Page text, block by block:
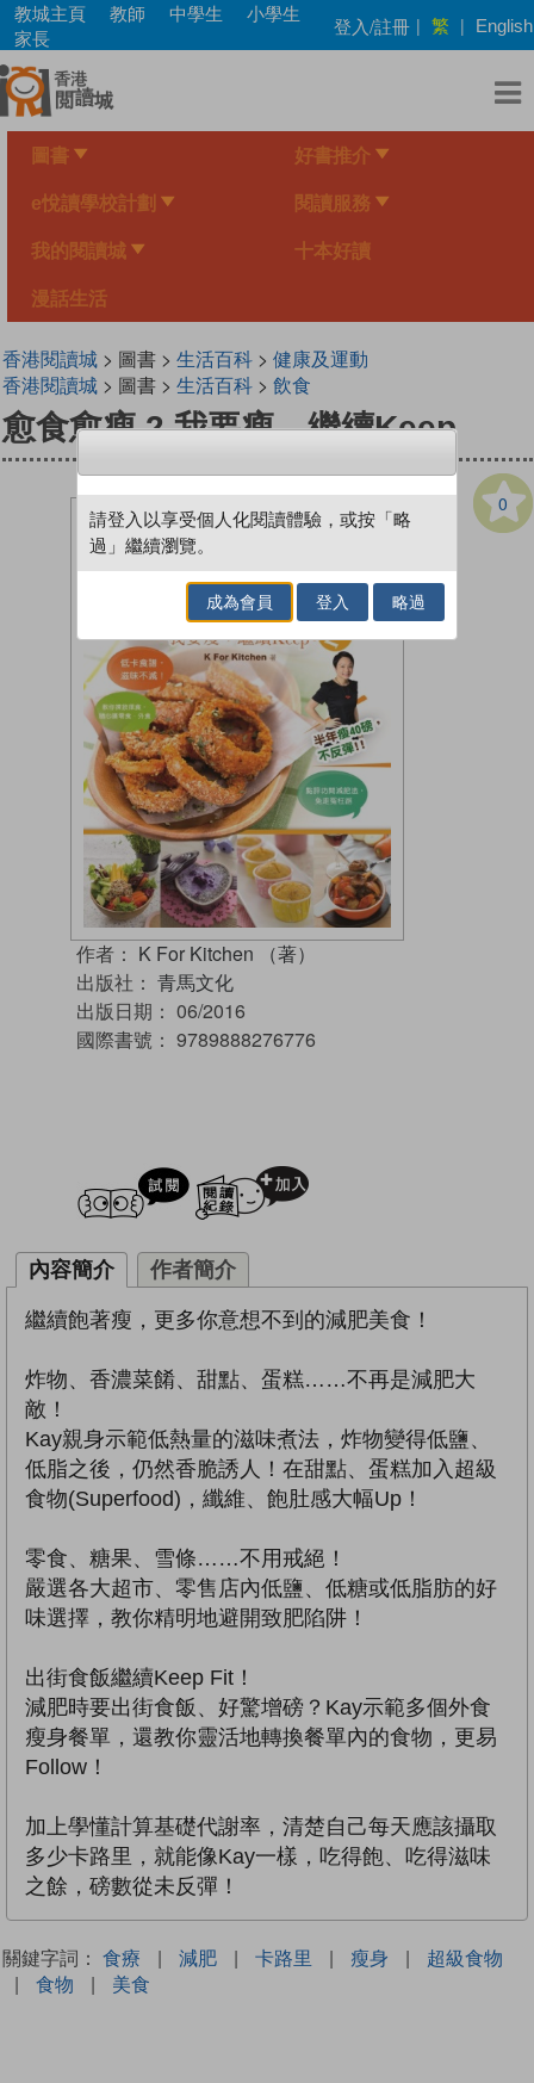
Skip
main
content
教城主頁 教師 中學生
小學生
家長
登入/註冊 | 繁 | English
圖書 好書推介
e悅讀學校計劃 閱讀服務
我的閱讀城 十本好讀
漫話生活
香港閱讀城> 圖書 > 生活百科> 健康及運動
香港閱讀城> 圖書 > 生活百科> 飲食
愈食愈瘦 2 我要瘦，繼續Keep
0
作者： K For Kitchen （著）
出版社： 青馬文化
出版日期： 06/2016
國際書號： 9789888276776
試閲
內容簡介 作者簡介
繼續飽著瘦，更多你意想不到的減肥美食！
炸物、香濃菜餚、甜點、蛋糕……不再是減肥大
敵！
Kay親身示範低熱量的滋味煮法，炸物變得低鹽、
低脂之後，仍然香脆誘人！在甜點、蛋糕加入超級
食物(Superfood)，纖維、飽肚感大幅Up！
零食、糖果、雪條……不用戒絕！
嚴選各大超市、零售店內低鹽、低糖或低脂肪的好
味選擇，教你精明地避開致肥陷阱！
出街食飯繼續Keep Fit！
減肥時要出街食飯、好驚增磅？Kay示範多個外食
瘦身餐單，還教你靈活地轉換餐單內的食物，更易
Follow！
加上學懂計算基礎代謝率，清楚自己每天應該攝取
多少卡路里，就能像Kay一樣，吃得飽、吃得滋味
之餘，磅數從未反彈！
關鍵字詞： 食療 | 減肥 | 卡路里 | 瘦身 |
超級食物
|
食物 | 美食
請登入以享受個人化閱讀體驗，或按「略
過」繼續瀏覽。
成為會員 登入 略過